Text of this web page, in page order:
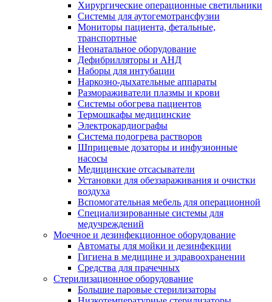
Хирургические операционные светильники
Системы для аутогемотрансфузии
Мониторы пациента, фетальные,
транспортные
Неонатальное оборудование
Дефибрилляторы и АНД
Наборы для интубации
Наркозно-дыхательные аппараты
Размораживатели плазмы и крови
Системы обогрева пациентов
Термошкафы медицинские
Электрокардиографы
Cистема подогрева растворов
Шприцевые дозаторы и инфузионные
насосы
Медицинские отсасыватели
Установки для обеззараживания и очистки
воздуха
Вспомогательная мебель для операционной
Специализированные системы для
медучреждений
Моечное и дезинфекционное оборудование
Автоматы для мойки и дезинфекции
Гигиена в медицине и здравоохранении
Средства для прачечных
Стерилизационное оборудование
Большие паровые стерилизаторы